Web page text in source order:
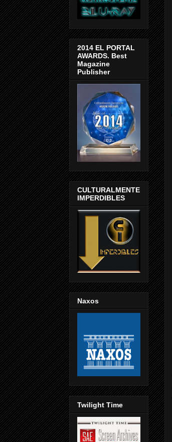
2014 EL PORTAL
AWARDS. Best
Magazine
Publisher
CULTURALMENTE
IMPERDIBLES
Naxos
Twilight Time